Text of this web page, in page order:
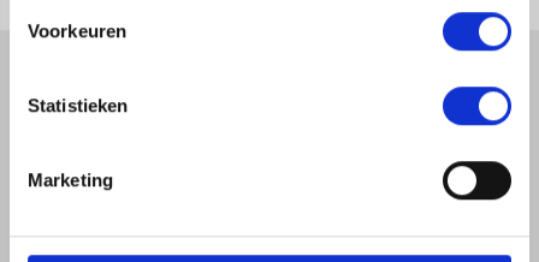
Voorkeuren
Statistieken
Marketing
phone_enabled +31 416 75 02 55